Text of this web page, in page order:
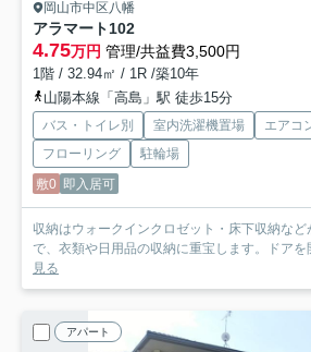
岡山市中区八幡
アラマート102
4.75万円 管理/共益費3,500円
1階 / 32.94㎡ / 1R /築10年
山陽本線「高島」駅 徒歩15分
バス・トイレ別 室内洗濯機置場 エアコ
フローリング
駐輪場
敷0 即入居可
収納はウォークインクロゼット・床下収納な
で、衣類や日用品の収納に重宝します。ドアを
見る
アパート